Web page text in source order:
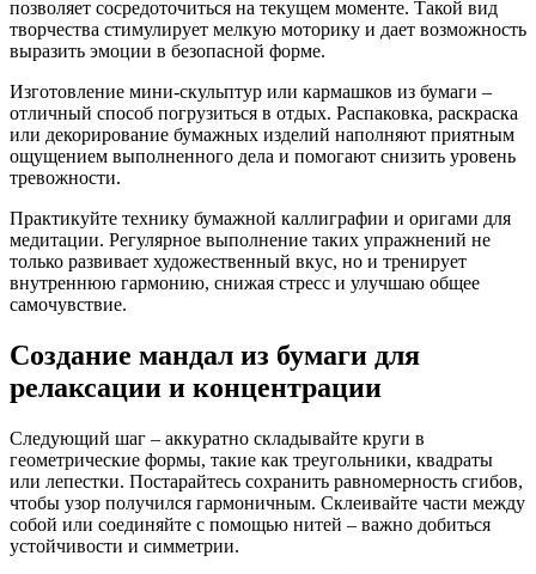
позволяет сосредоточиться на текущем моменте. Такой вид
творчества стимулирует мелкую моторику и дает возможность
выразить эмоции в безопасной форме.
Изготовление мини-скульптур или кармашков из бумаги –
отличный способ погрузиться в отдых. Распаковка, раскраска
или декорирование бумажных изделий наполняют приятным
ощущением выполненного дела и помогают снизить уровень
тревожности.
Практикуйте технику бумажной каллиграфии и оригами для
медитации. Регулярное выполнение таких упражнений не
только развивает художественный вкус, но и тренирует
внутреннюю гармонию, снижая стресс и улучшаю общее
самочувствие.
Создание мандал из бумаги для
релаксации и концентрации
Следующий шаг – аккуратно складывайте круги в
геометрические формы, такие как треугольники, квадраты
или лепестки. Постарайтесь сохранить равномерность сгибов,
чтобы узор получился гармоничным. Склеивайте части между
собой или соединяйте с помощью нитей – важно добиться
устойчивости и симметрии.